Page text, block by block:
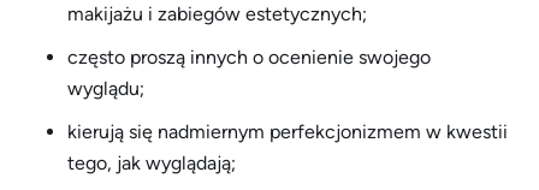
makijażu i zabiegów estetycznych;
często proszą innych o ocenienie swojego
wyglądu;
kierują się nadmiernym perfekcjonizmem w kwestii
tego, jak wyglądają;